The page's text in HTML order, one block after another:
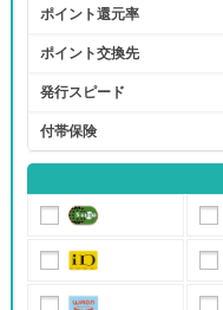
ポイント還元率
ポイント交換先
発行スピード
付帯保険